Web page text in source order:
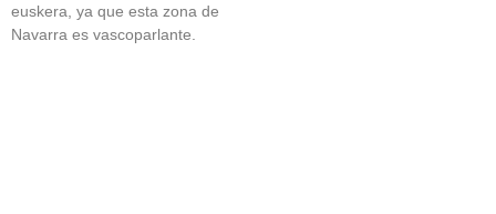
euskera, ya que esta zona de
Navarra es vascoparlante.